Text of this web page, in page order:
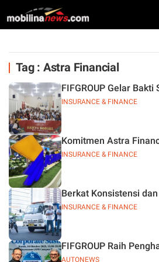
Tag : Astra Financial
INSURANCE & FINANCE
FIFGROUP Gelar
INSURANCE & FINANCE
Komitmen Astra
INSURANCE & FINANCE
Berkat Konsistensi
AUTONEWS
FIFGROUP Raih